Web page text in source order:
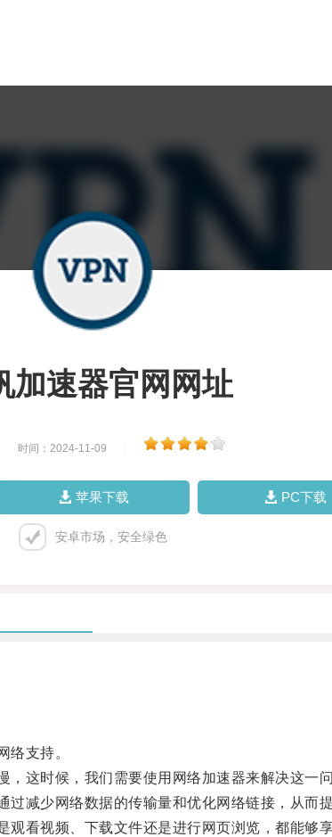
加速器官网网址
时间：2024-11-09
苹果下载 PC下载
安卓市场，安全绿色
支持。
这时候，我们需要使用网络加速器来解决这一问
少网络数据的传输量和优化网络链接，从而提
视频、下载文件还是进行网页浏览，都能够享